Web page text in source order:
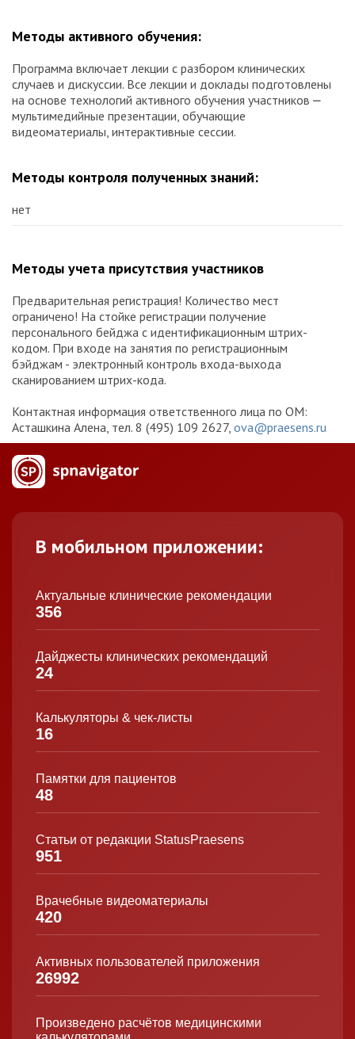
Методы активного обучения:
Программа включает лекции с разбором клинических
случаев и дискуссии. Все лекции и доклады подготовлены
на основе технологий активного обучения участников ⎼
мультимедийные презентации, обучающие
видеоматериалы, интерактивные сессии.
Методы контроля полученных знаний:
нет
Методы учета присутствия участников
Предварительная регистрация! Количество мест
ограничено! На стойке регистрации получение
персонального бейджа с идентификационным штрих-
кодом. При входе на занятия по регистрационным
бэйджам - электронный контроль входа-выхода
сканированием штрих-кода.
Контактная информация ответственного лица по ОМ:
Асташкина Алена, тел. 8 (495) 109 2627, ova@praesens.ru
В мобильном приложении:
Актуальные клинические рекомендации
356
Дайджесты клинических рекомендаций
24
Калькуляторы & чек-листы
16
Памятки для пациентов
48
Статьи от редакции StatusPraesens
951
Врачебные видеоматериалы
420
Активных пользователей приложения
26992
Произведено расчётов медицинскими